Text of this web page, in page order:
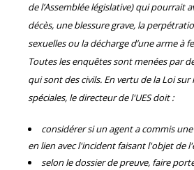
de l’Assemblée législative) qui pourrait
décès, une blessure grave, la
sexuelles ou la décharge d’une arme à
Toutes les enquêtes sont menées par
qui sont des civils. En vertu de la Loi
spéciales, le directeur de l'UES doit :
considérer si un agent a commis
en lien avec l'incident faisant l'objet de
selon le dossier de preuve, faire